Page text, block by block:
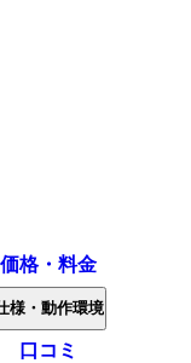
価格・料金
様・動作環境
口コミ